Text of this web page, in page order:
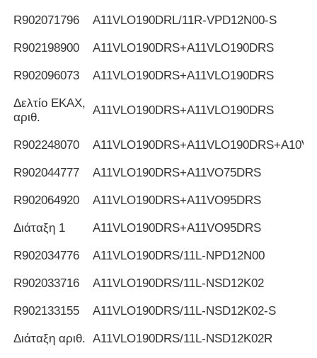
R902071796 Α11VLO190DRL/11R-VPD12N00-S
R902198900 Α11VLO190DRS+A11VLO190DRS
R902096073 Α11VLO190DRS+A11VLO190DRS
Δελτίο ΕΚΑΧ,
αριθ.
Α11VLO190DRS+A11VLO190DRS
R902248070
R902044777 Α11VLO190DRS+A11VO75DRS
R902064920 Α11VLO190DRS+A11VO95DRS
Διάταξη 1 Α11VLO190DRS+A11VO95DRS
R902034776 Α11VLO190DRS/11L-NPD12N00
R902033716 Α11VLO190DRS/11L-NSD12K02
R902133155 Α11VLO190DRS/11L-NSD12K02-S
Διάταξη αριθ. Α11VLO190DRS/11L-NSD12K02R